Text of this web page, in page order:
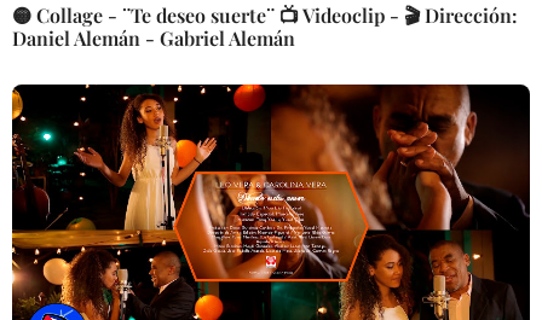
🟡 Collage - ¨Te deseo suerte¨ 📺 Videoclip - 🎬 Dirección:
Daniel Alemán - Gabriel Alemán